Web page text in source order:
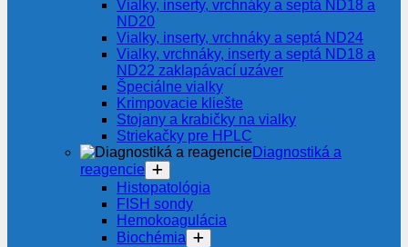
Vialky, inserty, vrchnáky a septá ND18 a
ND20
Vialky, inserty, vrchnáky a septá ND24
Vialky, vrchnáky, inserty a septá ND18 a
ND22 zaklapávací uzáver
Špeciálne vialky
Krimpovacie kliešte
Stojany a krabičky na vialky
Striekačky pre HPLC
Diagnostiká a
reagencie
Histopatológia
FISH sondy
Hemokoagulácia
Biochémia